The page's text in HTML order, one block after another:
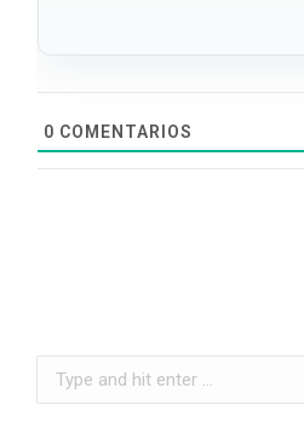
0 COMENTARIOS
Search: